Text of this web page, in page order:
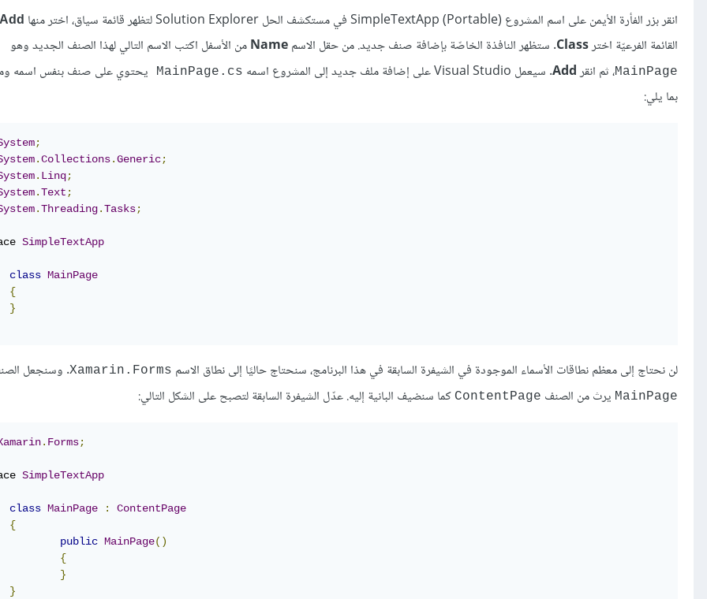
انقر بزر الفأرة الأيمن على اسم المشروع (SimpleTextApp (Portable في مستكشف الحل Solution Explorer لتظهر قائمة سياق، اختر منها Add
القائمة الفرعيّة اخترClass. ستظهر النافذة الخاصّة بإضافة صنف جديد. من حقل الاسمNameمن الأسفل اكتب الاسم التالي لهذا الصنف الجديد وهو
MainPage، ثم انقرAdd. سيعمل Visual Studio على إضافة ملف جديد إلى المشروع اسمه MainPage.cs
يحتوي على صنف بنفس اسمه
بما يلي:
;
.Collections.Generic;
. Linq;
.Text ;
.Threading.Tasks;
SimpleTextApp
class MainPage
{
}
لن نحتاج إلى معظم نطاقات الأسماء الموجودة في الشيفرة السابقة في هذا البرنامج، سنحتاج حاليًا إلى نطاق الاسم Xamarin.Forms. وسنجعل
MainPage يرث من الصنف ContentPage كما سنضيف البانية إليه. عدّل الشيفرة السابقة لتصبح على الشكل التالي:
. Forms;
SimpleTextApp
class MainPage :
ContentPage
{
public MainPage()
{
}
}